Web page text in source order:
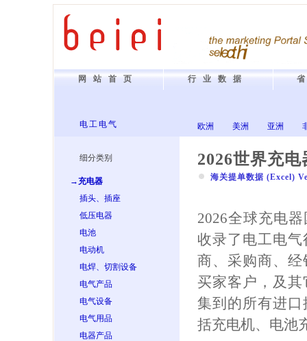
网站首页 行业数据
电工电气 欧洲 美洲 亚洲
细分类别
→充电器
插头、插座
低压电器
电池
电动机
电焊、切割设备
电气产品
电气设备
电气用品
电器产品
2026世界充
海关提单数据 (Excel)
2026全球充电
收录了电工电
商、采购商、
买家客户，及
集到的所有进
括充电机、电池